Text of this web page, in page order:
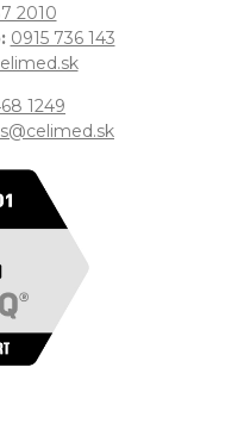
2010
0915 736 143
1249